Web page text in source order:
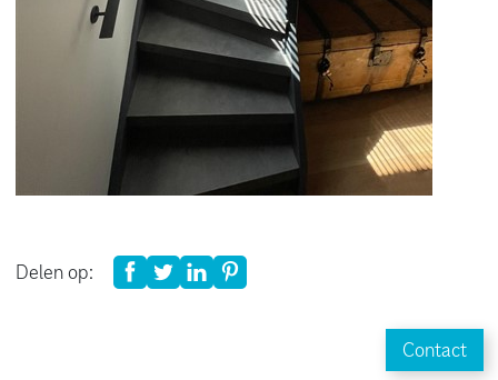
Delen op:
Contact